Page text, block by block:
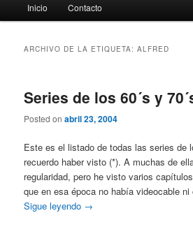
principal
Inicio Contacto
ARCHIVO DE LA ETIQUETA:ALFRED
Series de los 60´s y
Posted onabril 23, 2004
Este es el listado de todas las series de
recuerdo haber visto (*). A muchas de
regularidad, pero he visto varios
que en esa época no había videocable
Sigue leyendo →